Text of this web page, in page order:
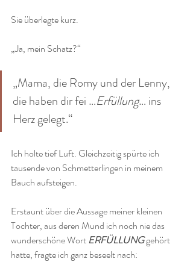
Sie überlegte kurz.
„Ja, mein Schatz?“
„Mama, die Romy und der Lenny,
die haben dir fei …Erfüllung… ins
Herz gelegt.“
Ich holte tief Luft. Gleichzeitig spürte ich
tausende von Schmetterlingen in meinem
Bauch aufsteigen.
Erstaunt über die Aussage meiner kleinen
Tochter, aus deren Mund ich noch nie das
wunderschöne Wort ERFÜLLUNG gehört
hatte, fragte ich ganz beseelt nach: